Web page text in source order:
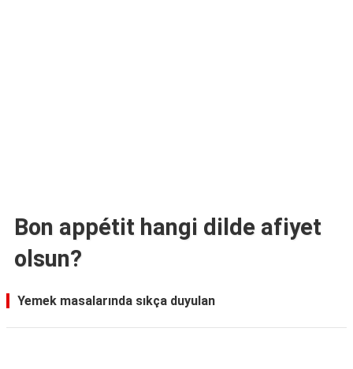
Bon appétit hangi dilde afiyet
olsun?
Yemek masalarında sıkça duyulan